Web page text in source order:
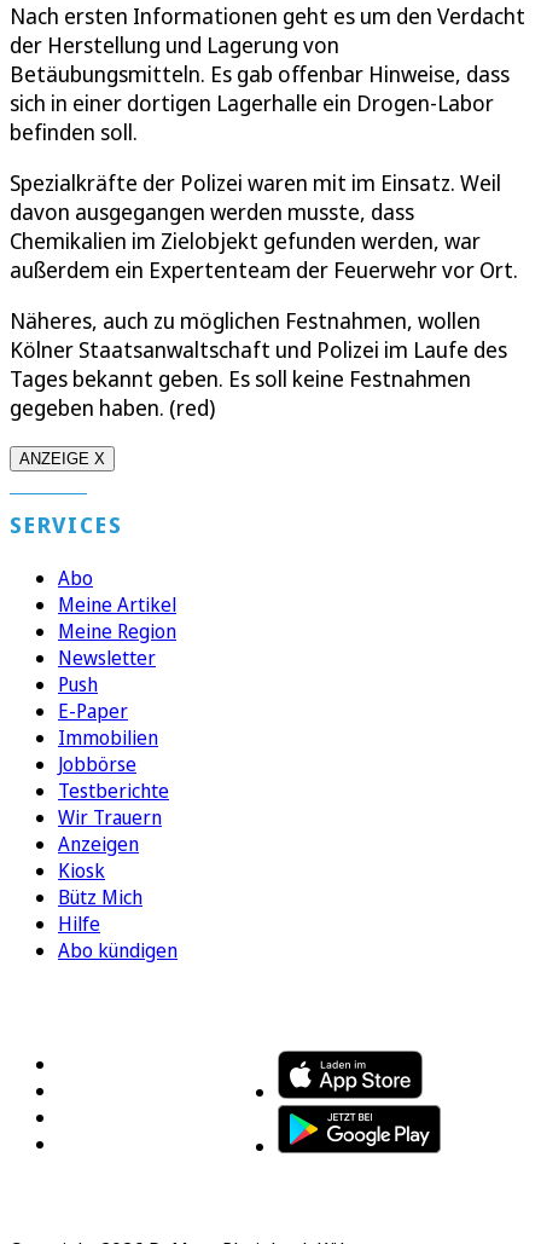
Nach ersten Informationen geht es um den Verdacht
der Herstellung und Lagerung von
Betäubungsmitteln. Es gab offenbar Hinweise, dass
sich in einer dortigen Lagerhalle ein Drogen-Labor
befinden soll.
Spezialkräfte der Polizei waren mit im Einsatz. Weil
davon ausgegangen werden musste, dass
Chemikalien im Zielobjekt gefunden werden, war
außerdem ein Expertenteam der Feuerwehr vor Ort.
Näheres, auch zu möglichen Festnahmen, wollen
Kölner Staatsanwaltschaft und Polizei im Laufe des
Tages bekannt geben. Es soll keine Festnahmen
gegeben haben. (red)
ANZEIGE X
SERVICES
Abo
Meine Artikel
Meine Region
Newsletter
Push
E-Paper
Immobilien
Jobbörse
Testberichte
Wir Trauern
Anzeigen
Kiosk
Bütz Mich
Hilfe
Abo kündigen